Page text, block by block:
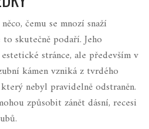
čemu se mnozí snaží
skutečně podaří. Jeho
stránce, ale především v
kámen vzniká z tvrdého
nebyl pravidelně odstraněn.
způsobit zánět dásní, recesi